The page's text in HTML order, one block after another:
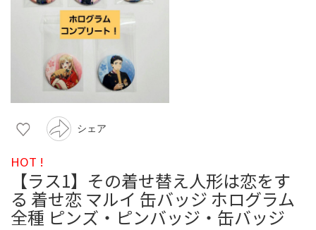
シェア
HOT !
【ラス1】その着せ替え人形は恋をす
る 着せ恋 マルイ 缶バッジ ホログラム
全種 ピンズ・ピンバッジ・缶バッジ